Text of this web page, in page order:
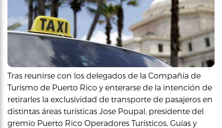
Tras reunirse con los delegados de la Compañía de
Turismo de Puerto Rico y enterarse de la intención de
retirarles la exclusividad de transporte de pasajeros en
distintas áreas turísticas Jose Poupal, presidente del
gremio Puerto Rico Operadores Turísticos, Guías y